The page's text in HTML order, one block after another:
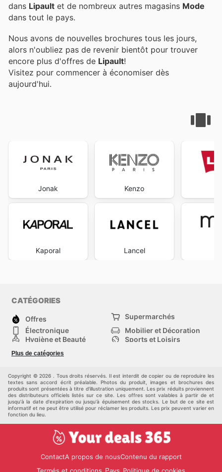
dans Lipault et de nombreux autres magasins Mode
dans tout le pays.
Nous avons de nouvelles brochures tous les jours,
alors n'oubliez pas de revenir bientôt pour trouver
encore plus d'offres de Lipault!
Visitez pour commencer à économiser dès
aujourd'hui.
Jonak
Kaporal
Kenzo
Lancel
CATÉGORIES
Offres
Supermarchés
Électronique
Mobilier et Décoration
Hygiène et Beauté
Sports et Loisirs
Mode
Animalerie
maison
Plus de catégories
Copyright © 2026 . Tous droits réservés. Il est interdit de copier ou de reproduire les
textes sans accord écrit préalable. Photos du produit, images et brochures des
produits sont présentées à titre d'illustration uniquement. Les prix réduits proviennent
des distributeurs officiels listés sur ce site. Les offres sont valables à partir de et
jusqu'à la date d'expiration ou jusqu'à épuisement des stocks. Le but de ce site est
informatif et ne peut être utilisé pour réclamer les produits. Les prix peuvent varier en
fonction du lieu.
ContactA propos de nousContenu du rapport
Termés et conditions
Politique de cookies